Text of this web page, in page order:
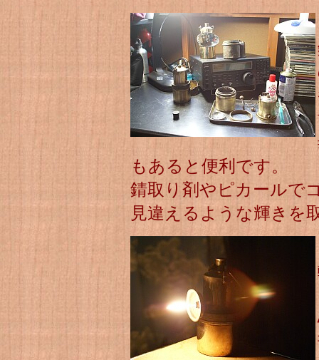
もあると便利です。
錆取り剤やピカールで
見違えるような輝きを